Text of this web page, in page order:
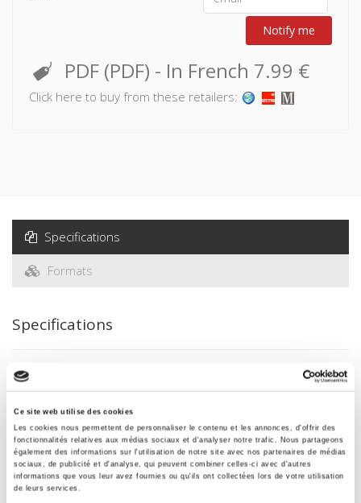
Ce site web utilise des cookies
Les cookies nous permettent de personnaliser le contenu et les annonces, d'offrir des
fonctionnalités relatives aux médias sociaux et d'analyser notre trafic. Nous partageons
également des informations sur l'utilisation de notre site avec nos partenaires de médias
sociaux, de publicité et d'analyse, qui peuvent combiner celles-ci avec d'autres
informations que vous leur avez fournies ou qu'ils ont collectées lors de votre utilisation
de leurs services.
Notify me
PDF (PDF) - In French 7.99 €
Click here to buy from these retailers:
Specifications
Formats
Specifications
Publisher
Presses de Sciences Po
Author
Gérard Adam
Collection
Académique